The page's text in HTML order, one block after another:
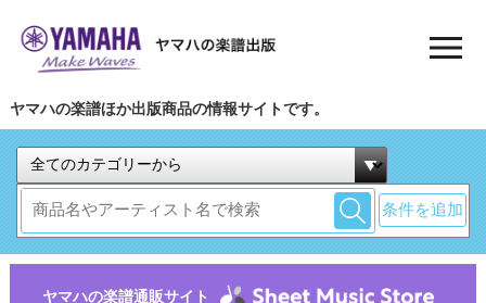
ヤマハの楽譜ほか出版商品の情報サイトです。
条件を追加
ヤマハの楽譜通販サイト